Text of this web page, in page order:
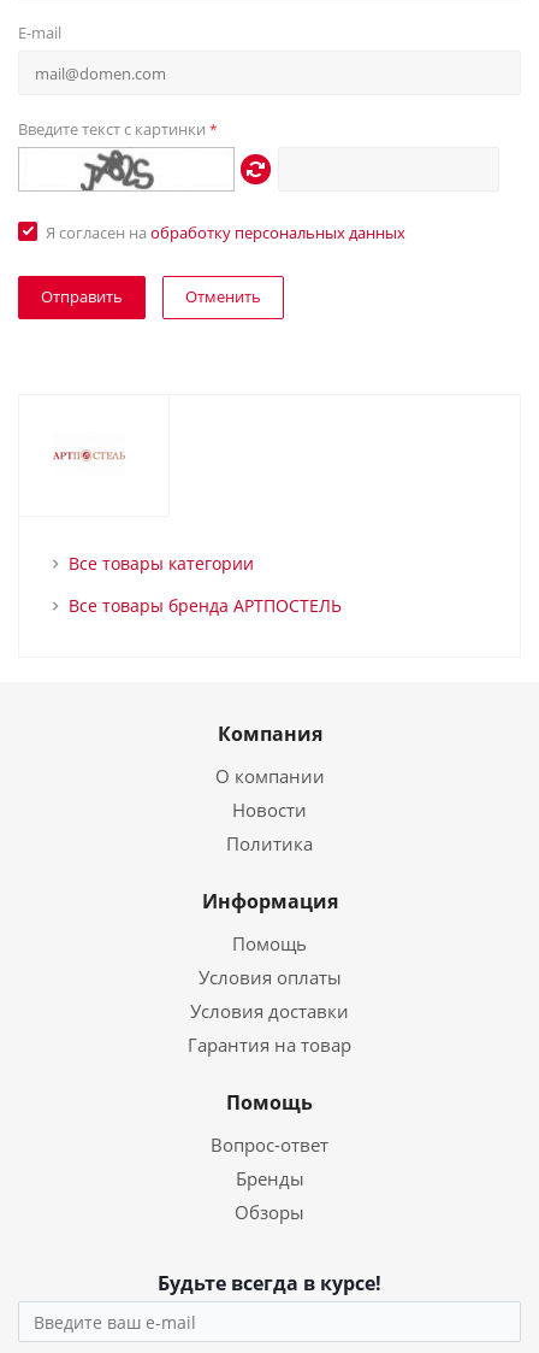
E-mail
Введите текст с картинки *
Я согласен на обработку персональных данных
Отменить
Все товары категории
Все товары бренда АРТПОСТЕЛЬ
Компания
О компании
Новости
Политика
Информация
Помощь
Условия оплаты
Условия доставки
Гарантия на товар
Помощь
Вопрос-ответ
Бренды
Обзоры
Будьте всегда в курсе!